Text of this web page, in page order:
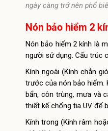
ngày càng trở nên phổ
Nón bảo hiểm 2
Nón bảo hiểm 2 kính là
người sử dụng. Cấu trúc
Kính ngoài (Kính chắn
trước của nón bảo hiểm.
bẩn, côn trùng, mưa và
thiết kế chống tia UV để
Kính trong (Kính râm